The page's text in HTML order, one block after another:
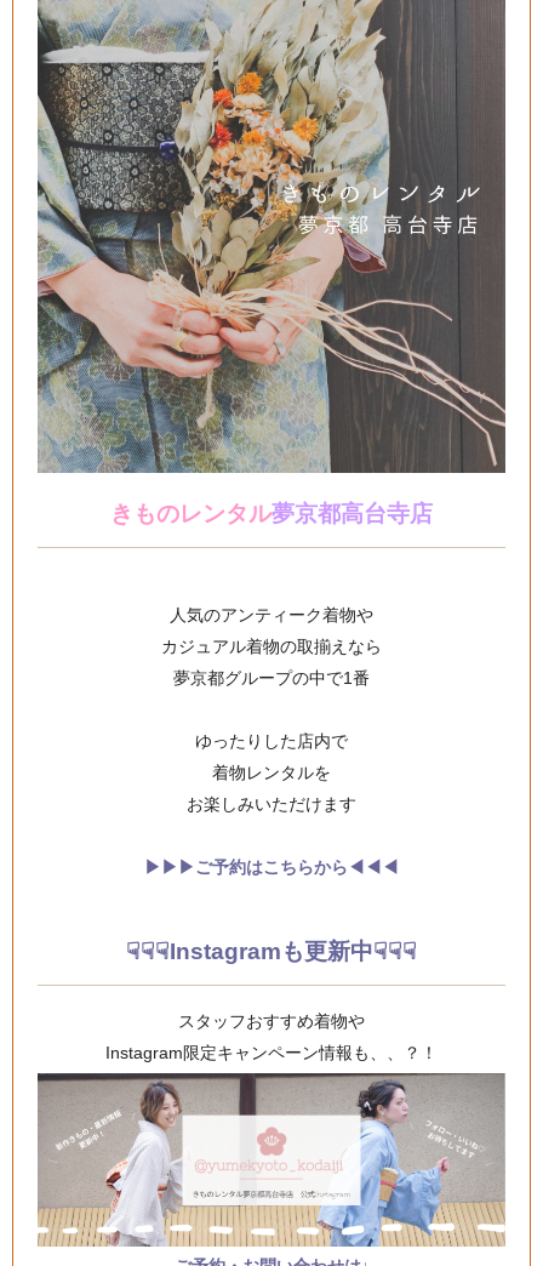
きものレンタル夢京都高台寺店
人気のアンティーク着物や
カジュアル着物の取揃えなら
夢京都グループの中で1番
ゆったりした店内で
着物レンタルを
お楽しみいただけます
▶︎▶︎▶︎ご予約はこちらから◀︎◀︎◀︎
☟☟☟Instagramも更新中☟☟☟
スタッフおすすめ着物や
Instagram限定キャンペーン情報も、、？！